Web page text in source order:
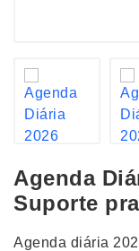
Agenda
Suporte
Agenda diária